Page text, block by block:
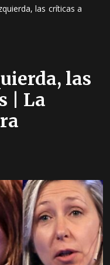
las críticas a
las
| La